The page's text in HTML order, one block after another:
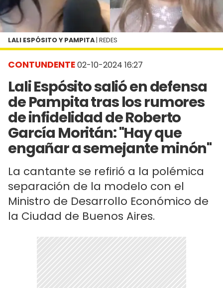
CONTUNDENTE02-10-2024 16:27
Lali Espósito salió en defensa
de Pampita tras los rumores
de infidelidad de Roberto
García Moritán: "Hay que
engañar a semejante minón"
La cantante se refirió a la polémica
separación de la modelo con el
Ministro de Desarrollo Económico de
la Ciudad de Buenos Aires.
LALI ESPÓSITO Y PAMPITA | REDES